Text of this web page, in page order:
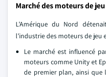
Marché des moteurs de
L'Amérique du Nord
l'industrie des moteurs de jeu
Le marché est influencé
moteurs comme Unity et
de premier plan, ainsi que